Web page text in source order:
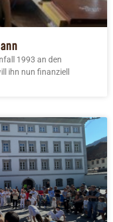
1993 an den
ihn nun finanziell